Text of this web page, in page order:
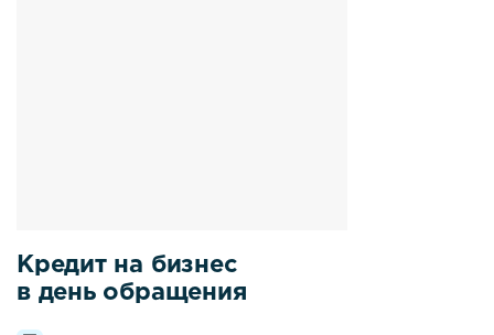
Кредит на бизнес
в день обращения